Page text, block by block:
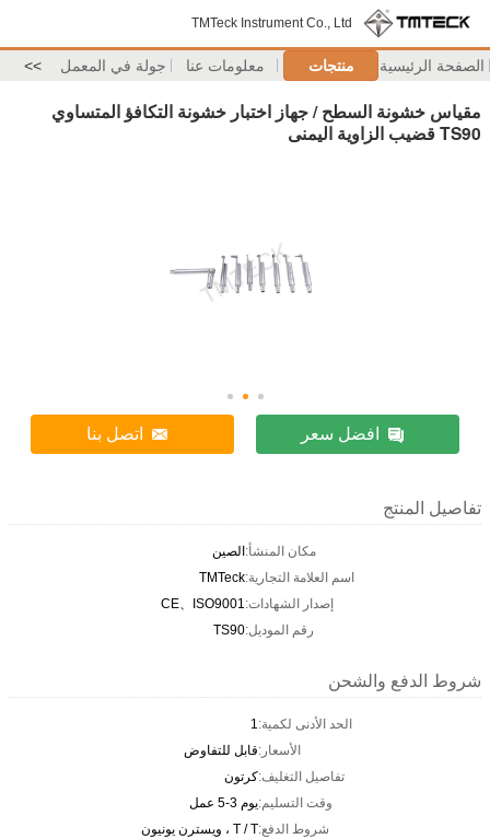
TMTeck Instrument Co., Ltd
الصفحة الرئيسية منتجات معلومات عنا جولة في المعمل >>
مقياس خشونة السطح / جهاز اختبار خشونة التكافؤ المتساوي
TS90 قضيب الزاوية اليمنى
افضل سعر اتصل بنا
تفاصيل المنتج
مكان المنشأ:الصين
اسم العلامة التجارية:TMTeck
إصدار الشهادات:CE、ISO9001
رقم الموديل:TS90
شروط الدفع والشحن
الحد الأدنى لكمية:1
الأسعار:قابل للتفاوض
تفاصيل التغليف:كرتون
وقت التسليم:يوم 3-5 عمل
شروط الدفع:T / T ، ويسترن يونيون